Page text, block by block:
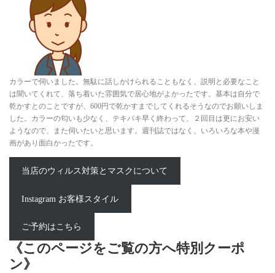
カラーで伺いました。無駄に話しかけられることもなく、説明と必要なこと
は聞いてくれて、落ち着いた雰囲気で居心地がよかったです。基本は自分で
乾かすとのことですが、600円で乾かすまでしてくれるそうなのでお願いしま
した。カラーの匂いも少なく、テキパキ早く終わって、２回目は更にお安い
ようなので、また伺いたいと思います。週刊誌ではなく、いろいろな本や漫
画があり面白かったです。
当店のウィルス対策とマスクについて
Instagram お客様スタイル
ご予約はこちら
《このページをご覧の方へ特別クーポ
ン》